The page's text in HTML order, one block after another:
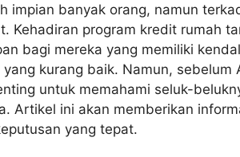
impian banyak orang, namun
Kehadiran program kredit rumah
bagi mereka yang memiliki
kurang baik. Namun,
untuk memahami seluk-
Artikel ini akan memberikan
yang tepat.